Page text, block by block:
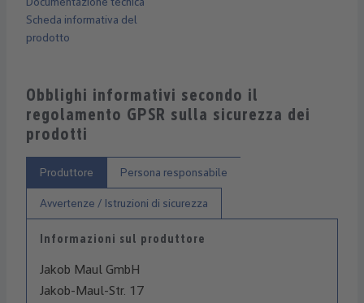
Scheda informativa del
prodotto
Obblighi informativi secondo il
regolamento GPSR sulla sicurezza dei
prodotti
Produttore Persona responsabile
Avvertenze / Istruzioni di sicurezza
Informazioni sul produttore
Jakob Maul GmbH
Jakob-Maul-Str. 17